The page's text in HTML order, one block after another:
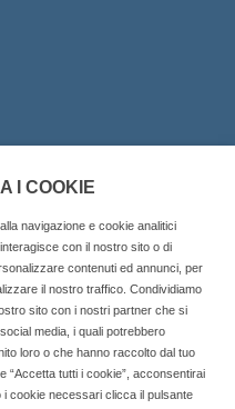
- La piattaforma web per i
Tutti i diritti riservati.
Sanità S.r.l. Largo San
I COOKIE
navigazione e cookie analitici
con il nostro sito o di
contenuti ed annunci, per
il nostro traffico. Condividiamo
sito con i nostri partner che si
media, i quali potrebbero
loro o che hanno raccolto dal tuo
“Accetta tutti i cookie”, acconsentirai
i cookie necessari clicca il pulsante